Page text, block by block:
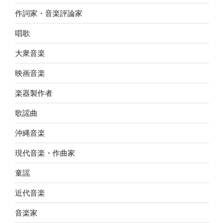
作詞家・音楽評論家
唱歌
大衆音楽
映画音楽
楽器製作者
歌謡曲
沖縄音楽
現代音楽・作曲家
童謡
近代音楽
音楽家